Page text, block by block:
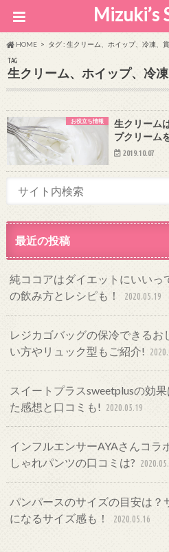
Mizuki’s
HOME タグ : 生クリーム、ホイップ、冷凍、
TAG
生クリーム、ホイップ、冷
お役立ち情報
生クリーム
プクリーム
2019.10.07
最近の投稿
純ココアはダイエットにいいっ
の飲み方とレシピも！
2020.05.19
レジカゴバッグの保冷できるお
い方やリュック型もご紹介!
スイートプラスsweetplusの効
た感想と口コミも! 2020.05.19
インフルエンサーAYAさんコラ
しゃれパンツの口コミは?
パンパースのサイズの目安は？
になるサイズ感も！
2020.05.16